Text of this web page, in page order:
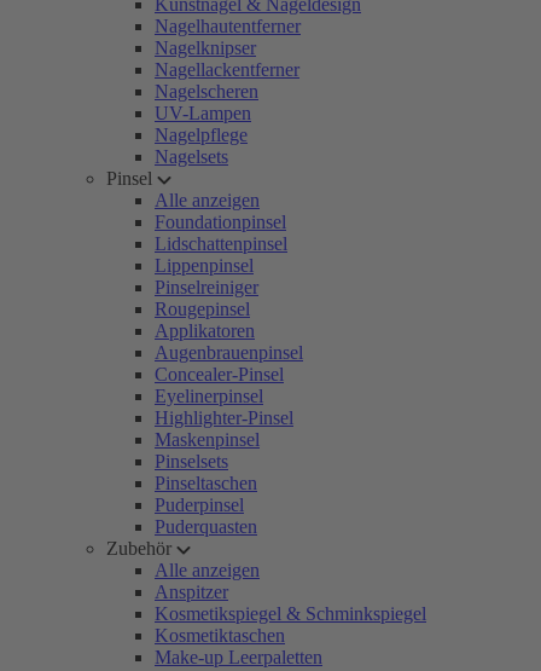
Kunstnägel & Nageldesign
Nagelhautentferner
Nagelknipser
Nagellackentferner
Nagelscheren
UV-Lampen
Nagelpflege
Nagelsets
Pinsel
Alle anzeigen
Foundationpinsel
Lidschattenpinsel
Lippenpinsel
Pinselreiniger
Rougepinsel
Applikatoren
Augenbrauenpinsel
Concealer-Pinsel
Eyelinerpinsel
Highlighter-Pinsel
Maskenpinsel
Pinselsets
Pinseltaschen
Puderpinsel
Puderquasten
Zubehör
Alle anzeigen
Anspitzer
Kosmetikspiegel & Schminkspiegel
Kosmetiktaschen
Make-up Leerpaletten